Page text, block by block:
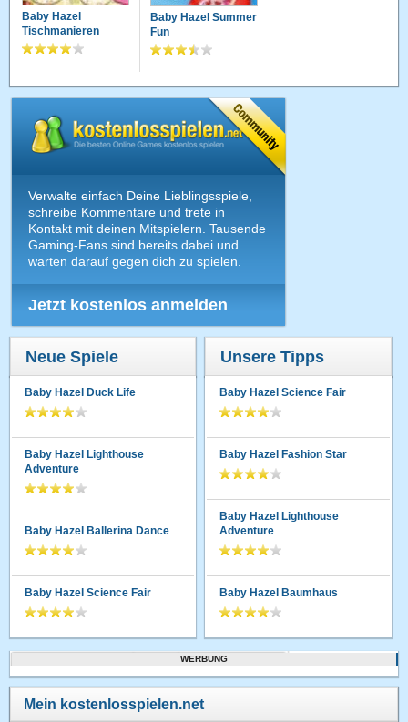
Baby Hazel
Tischmanieren
Baby Hazel Summer
Fun
Verwalte einfach Deine Lieblingsspiele,
schreibe Kommentare und trete in
Kontakt mit deinen Mitspielern. Tausende
Gaming-Fans sind bereits dabei und
warten darauf gegen dich zu spielen.
Jetzt kostenlos anmelden
Neue Spiele
Baby Hazel Duck Life
Baby Hazel Lighthouse
Adventure
Baby Hazel Ballerina Dance
Baby Hazel Science Fair
Unsere Tipps
Baby Hazel Science Fair
Baby Hazel Fashion Star
Baby Hazel Lighthouse
Adventure
Baby Hazel Baumhaus
WERBUNG
Mein kostenlosspielen.net